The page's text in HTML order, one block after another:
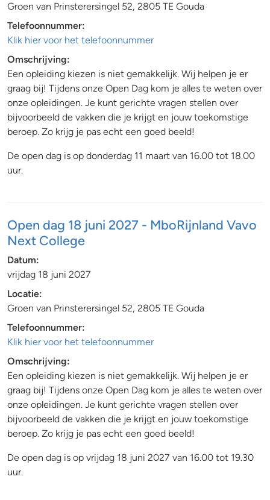
Groen van Prinsterersingel 52, 2805 TE Gouda
Telefoonnummer:
Klik hier voor het telefoonnummer
Omschrijving:
Een opleiding kiezen is niet gemakkelijk. Wij helpen je er
graag bij! Tijdens onze Open Dag kom je alles te weten over
onze opleidingen. Je kunt gerichte vragen stellen over
bijvoorbeeld de vakken die je krijgt en jouw toekomstige
beroep. Zo krijg je pas echt een goed beeld!
De open dag is op donderdag 11 maart van 16.00 tot 18.00
uur.
Open dag 18 juni 2027 - MboRijnland Vavo
Next College
Datum:
vrijdag 18 juni 2027
Locatie:
Groen van Prinsterersingel 52, 2805 TE Gouda
Telefoonnummer:
Klik hier voor het telefoonnummer
Omschrijving:
Een opleiding kiezen is niet gemakkelijk. Wij helpen je er
graag bij! Tijdens onze Open Dag kom je alles te weten over
onze opleidingen. Je kunt gerichte vragen stellen over
bijvoorbeeld de vakken die je krijgt en jouw toekomstige
beroep. Zo krijg je pas echt een goed beeld!
De open dag is op vrijdag 18 juni 2027 van 16.00 tot 19.30
uur.